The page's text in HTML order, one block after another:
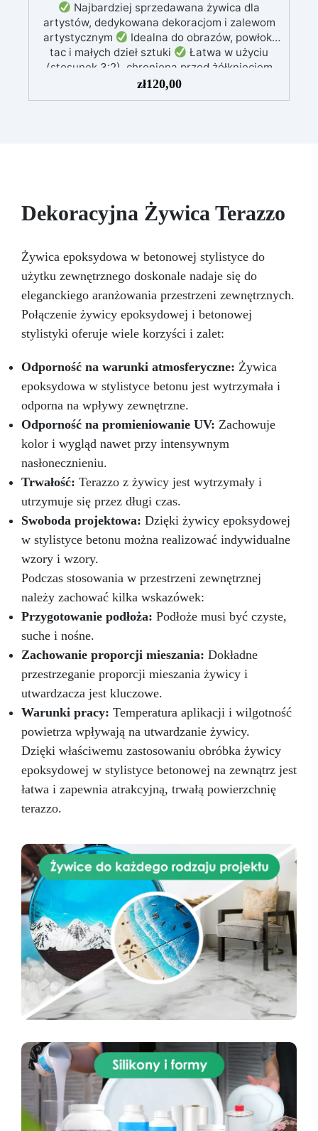
Najbardziej sprzedawana żywica dla
artystów, dedykowana dekoracjom i zalewom
artystycznym
Idealna do obrazów, powłok,
tac i małych dzieł sztuki
Łatwa w użyciu
(stosunek 3:2), chroniona przed żółknięciem
dzięki specjalnym filtrom UV
nie kapie, utrzymując precyzyjne i czyste wzory
zł120,00
Dekoracyjna Żywica Terazzo
Żywica epoksydowa w betonowej stylistyce do
użytku zewnętrznego doskonale nadaje się do
eleganckiego aranżowania przestrzeni zewnętrznych.
Połączenie żywicy epoksydowej i betonowej
stylistyki oferuje wiele korzyści i zalet:
Odporność na warunki atmosferyczne: Żywica
epoksydowa w stylistyce betonu jest wytrzymała i
odporna na wpływy zewnętrzne.
Odporność na promieniowanie UV: Zachowuje
kolor i wygląd nawet przy intensywnym
nasłonecznieniu.
Trwałość: Terazzo z żywicy jest wytrzymały i
utrzymuje się przez długi czas.
Swoboda projektowa: Dzięki żywicy epoksydowej
w stylistyce betonu można realizować indywidualne
wzory i wzory.
Podczas stosowania w przestrzeni zewnętrznej
należy zachować kilka wskazówek:
Przygotowanie podłoża: Podłoże musi być czyste,
suche i nośne.
Zachowanie proporcji mieszania: Dokładne
przestrzeganie proporcji mieszania żywicy i
utwardzacza jest kluczowe.
Warunki pracy: Temperatura aplikacji i wilgotność
powietrza wpływają na utwardzanie żywicy.
Dzięki właściwemu zastosowaniu obróbka żywicy
epoksydowej w stylistyce betonowej na zewnątrz jest
łatwa i zapewnia atrakcyjną, trwałą powierzchnię
terazzo.